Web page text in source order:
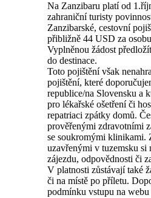
Na Zanzibaru platí od
zahraniční turisty
Zanzibarské, cestovní
přibližně 44 USD za
Vyplněnou žádost
do destinace.
Toto pojištění však
pojištění, které
republice/na Slovensku a
pro lékařské ošetření či
repatriaci zpátky domů.
prověřenými zdravotními
se soukromými klinikami.
uzavřenými v tuzemsku si
zájezdu, odpovědnosti či
V platnosti zůstávají také
či na místě po příletu.
podmínku vstupu na